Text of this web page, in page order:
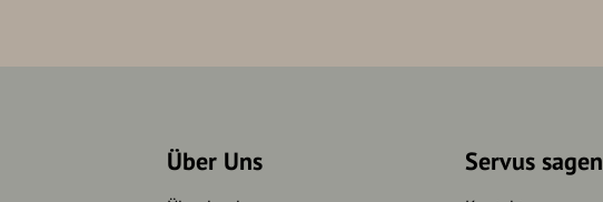
Über Uns Servus sagen